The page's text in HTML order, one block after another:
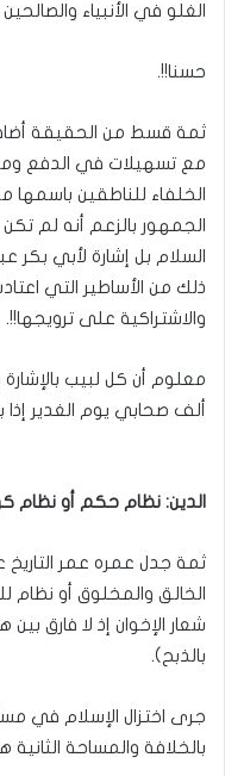
الغلو في الأنبياء
حسنا!!.
ثمة قسط من الحقيقة
مع تسهيلات في الدفع
الخلفاء للناطقين باسمها
الجمهور بالزعم أنه لم
السلام بل إشارة لأبي بكر
ذلك من الأساطير التي
والاشتراكية على ترويجها!!.
معلوم أن كل لبيب
ألف صحابي يوم الغدير إذا
الدين: نظام حكم أو نظام
ثمة جدل عمره عمر التاريخ
الخالق والمخلوق أو
شعار الإخوان إذ لا فارق
بالذبح).
جرى اختزال الإسلام في
بالخلافة والمساحة